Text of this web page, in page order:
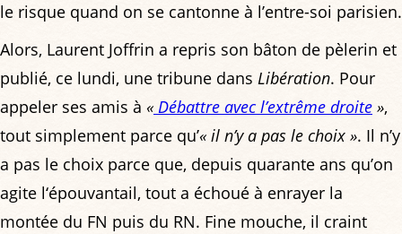
le risque quand on se cantonne à l’entre-soi parisien.
Alors, Laurent Joffrin a repris son bâton de pèlerin et
publié, ce lundi, une tribune dans Libération. Pour
appeler ses amis à « Débattre avec l’extrême droite »,
tout simplement parce qu’« il n’y a pas le choix ». Il n’y
a pas le choix parce que, depuis quarante ans qu’on
agite l‘épouvantail, tout a échoué à enrayer la
montée du FN puis du RN. Fine mouche, il craint